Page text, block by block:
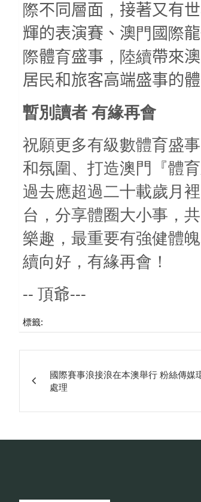
際不同層面 ， 接著又有世
輝的表演賽、澳門 國 際龍
際體育盛事 ，陸續帶來澳
居民和旅客高端盛事的
暫別讀者 有緣再會
祝願更多有級數體育盛
和氛圍、打造澳門『體
過去應超過二十載歲月
台，分享體圈大小事，
樂趣，最重要有強健體
續向好，有緣再會！
-- 頂爺---
標籤:
章
相
關
國際賽事浪接浪在本澳舉行 粉絲傳媒
處理